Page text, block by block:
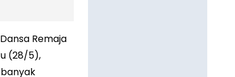
Remaja
(28/5),